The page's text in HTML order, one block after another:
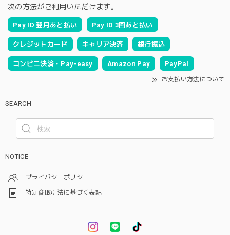
次の方法がご利用いただけます。
Pay ID 翌月あと払い Pay ID 3回あと払い
クレジットカード キャリア決済 銀行振込
コンビニ決済・Pay-easy Amazon Pay PayPal
お支払い方法について
SEARCH
NOTICE
プライバシーポリシー
特定商取引法に基づく表記